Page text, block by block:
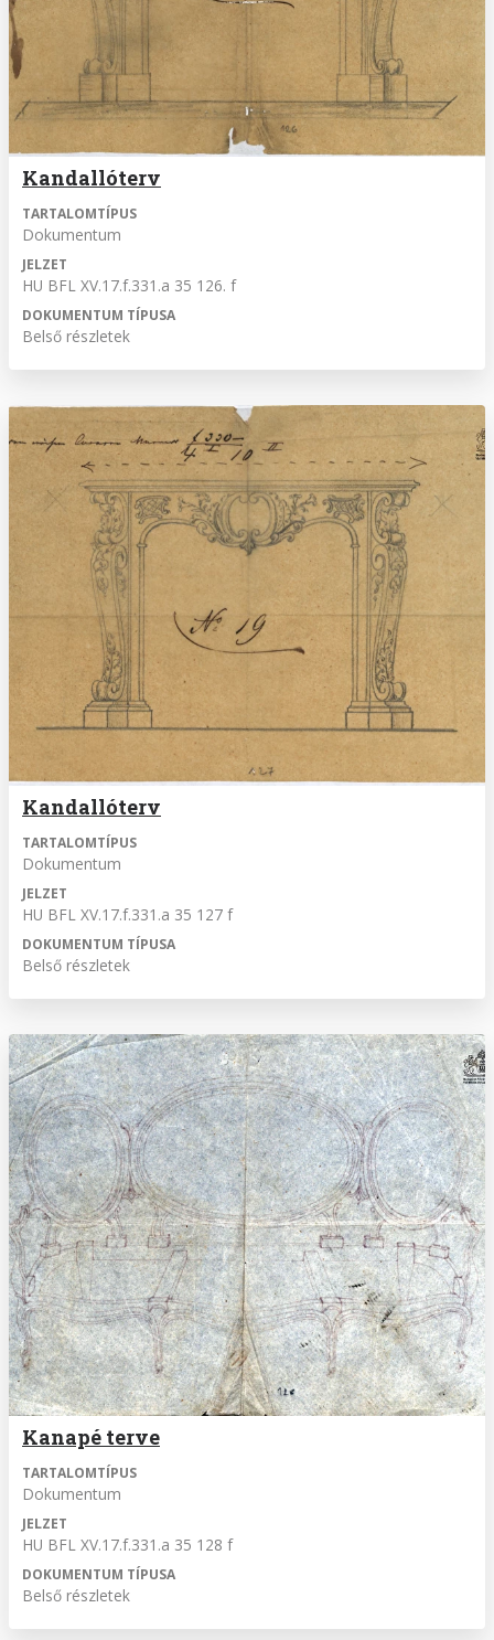
Kandallóterv
TARTALOMTÍPUS
Dokumentum
JELZET
HU BFL XV.17.f.331.a 35 126. f
DOKUMENTUM TÍPUSA
Belső részletek
Kandallóterv
TARTALOMTÍPUS
Dokumentum
JELZET
HU BFL XV.17.f.331.a 35 127 f
DOKUMENTUM TÍPUSA
Belső részletek
Kanapé terve
TARTALOMTÍPUS
Dokumentum
JELZET
HU BFL XV.17.f.331.a 35 128 f
DOKUMENTUM TÍPUSA
Belső részletek